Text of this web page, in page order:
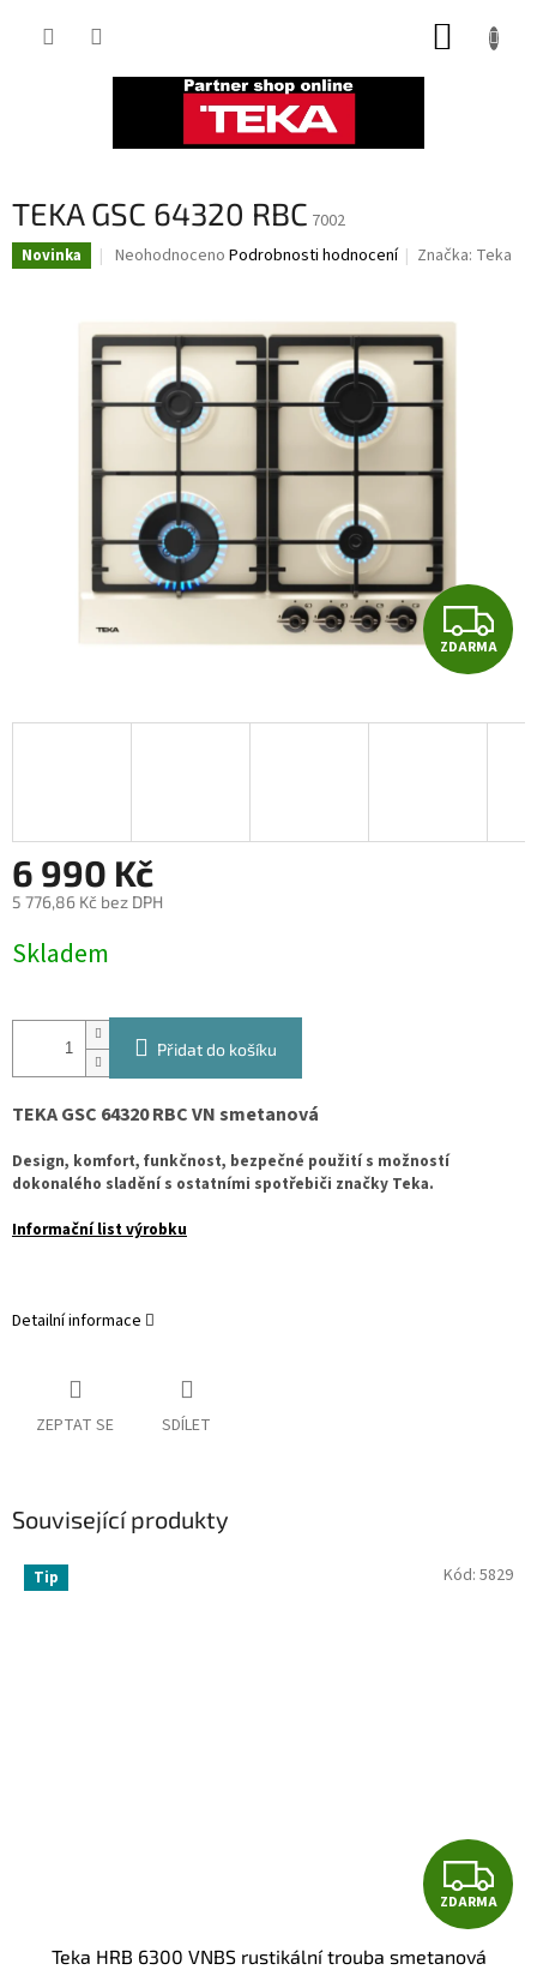
TEKA GSC 64320 RBC 7002
Novinka
Průměrné
0,0
z
hvězdiček.
Neohodnoceno Podrobnosti hodnocení Značka: Teka
Z
D
A
ZDARMA
6 990 Kč
5 776,86 Kč bez DPH
cena:
Skladem
Přidat do košíku
TEKA GSC 64320 RBC VN smetanová
Design, komfort, funkčnost, bezpečné použití s možností
dokonalého sladění s ostatními spotřebiči značky Teka.
Informační list výrobku
Detailní informace
ZEPTAT SE SDÍLET
Související produkty
Tip
Z
D
ZDARMA
Teka HRB 6300 VNBS rustikální trouba smetanová
Kód: 5829